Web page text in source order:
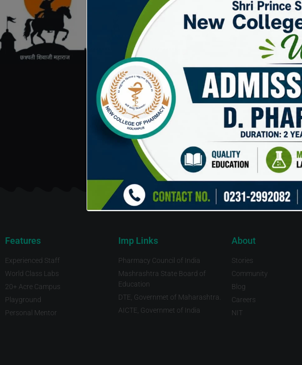
Features
Experienced Staff
World Class Labs
20+ Acre Campus
Playground
Personal Mentor
Imp Links
Pharmacy Council of India
Mashrashtra State Board of
Education
DTE, Governmet of Maharashtra.
AICTE, Governmet of India
About
Stories
Community
Blog
Careers
NIT